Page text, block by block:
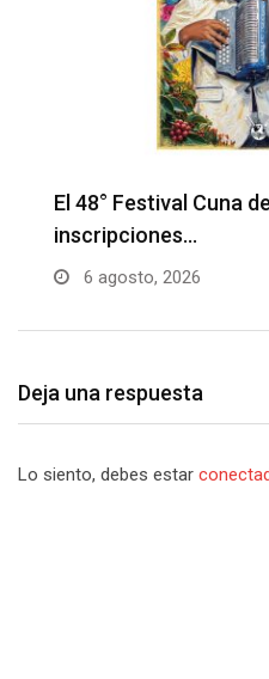
Barranquilla realizará
de la Patria…
6 agosto, 2026
Deja una respuesta
Lo siento, debes estar